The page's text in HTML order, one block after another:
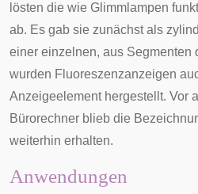
lösten die wie Glimmlampen
ab. Es gab sie zunächst als
einer einzelnen, aus Segmenten
wurden Fluoreszenzanzeigen
Anzeigeelement hergestellt. Vor
Bürorechner blieb die
weiterhin erhalten.
Anwendungen